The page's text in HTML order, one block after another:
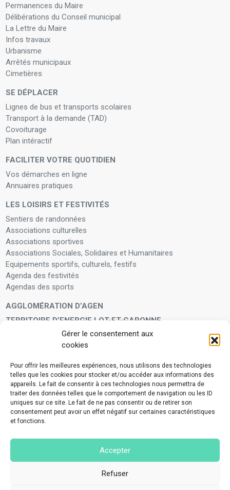
Gérer le consentement aux
cookies
Pour offrir les meilleures expériences, nous utilisons des technologies
telles que les cookies pour stocker et/ou accéder aux informations des
appareils. Le fait de consentir à ces technologies nous permettra de
traiter des données telles que le comportement de navigation ou les ID
uniques sur ce site. Le fait de ne pas consentir ou de retirer son
consentement peut avoir un effet négatif sur certaines caractéristiques
et fonctions.
Accepter
Refuser
Permanences du Maire
Délibérations du Conseil municipal
La Lettre du Maire
Infos travaux
Urbanisme
Arrêtés municipaux
Cimetières
SE DÉPLACER
Lignes de bus et transports scolaires
Transport à la demande (TAD)
Covoiturage
Plan intéractif
FACILITER VOTRE QUOTIDIEN
Vos démarches en ligne
Annuaires pratiques
LES LOISIRS ET FESTIVITÉS
Sentiers de randonnées
Associations culturelles
Associations sportives
Associations Sociales, Solidaires et Humanitaires
Equipements sportifs, culturels, festifs
Agenda des festivités
Agendas des sports
AGGLOMÉRATION D’AGEN
TERRITOIRE D’ENERGIE LOT-ET-GARONNE
VIVRE À VOS CÔTÉS
Service municipal d’aide administrative
Aide à la personne en difficulté
Télé-alerte
Collecte des déchets ménagers et encombrants
Application Mes déchets-Agglo Agen